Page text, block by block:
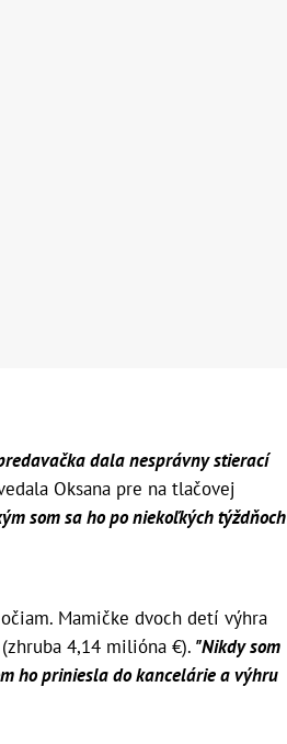
dala nesprávny stierací
Oksana pre na tlačovej
som sa ho po niekoľkých týždňoch
Mamičke dvoch detí výhra
4,14 milióna €). "Nikdy som
ho priniesla do kancelárie a výhru